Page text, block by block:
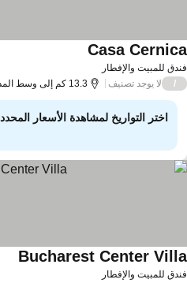
للمبيت والإفطار
Casa
لا يوجد تصنيف 13.3 كم إلى وسط المدينة
اختر التواريخ لمشاهدة الأسعار المحددة
للمبيت والإفطار
Bucharest Center